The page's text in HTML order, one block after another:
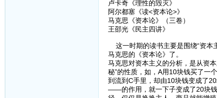
卢卡奇《理性的毁灭》
阿尔都塞《读<资本论>》
马克思《资本论》（三卷）
王邵光《民主四讲》
这一时期的读书主要是围绕“资本
马克思的《资本论》了。
马克思对资本主义的分析，是从资
秘”的性质，如，A用10块钱买了一
到流到C手里，却由10块钱变成了
——的作用，就一下子变成了20块钱